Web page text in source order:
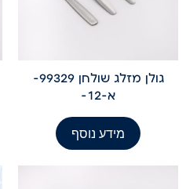
גולן מזלג שולחן 99329-
א-12-
מידע נוסף